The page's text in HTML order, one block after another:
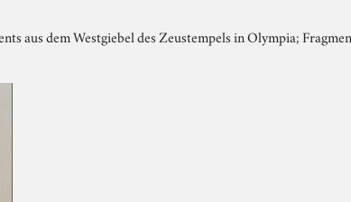
aus dem Westgiebel des Zeustempels in Olympia;